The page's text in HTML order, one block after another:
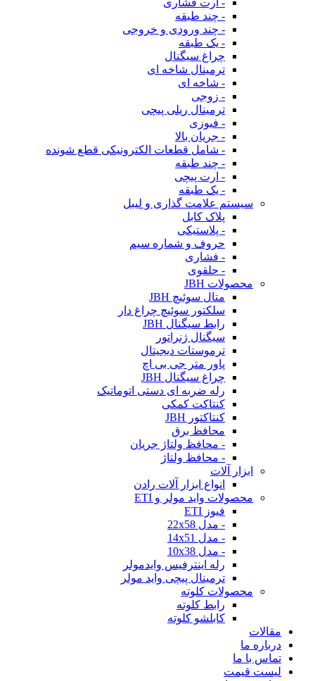
- ارت فشاری
- چند طبقه
- چند ورودی و خروجی
- یک طبقه
چراغ سیگنال
ترمینال شاخه ای
- شاخه ای
- زوجی
ترمینال ریلی پیچی
- فیوزی
- جریان بالا
- شامل قطعات الکترونیکی قطع شونده
- چند طبقه
- ارت پیچی
- یک طبقه
سیستم علامت گذاری و لیبل
پلاک کابل
- پلاستیکی
حروف و شماره سیم
- فشاری
- حلقوی
محصولات JBH
متال سوئیچ JBH
سلکتور سوئیچ چراغ دار
رابط سیگنال JBH
سیگنال ژنراتور
ترموستات دیجیتال
پاور متر جی بی اچ
چراغ سیگنال JBH
رله ضربه ای دستی اتوماتیک
کنتاکت کمکی
کنتاکتور JBH
محافظ برق
- محافظ ولتاژ جریان
- محافظ ولتاژ
ابزار آلات
انواع ابزار آلات رادن
محصولات واید مولر و ETI
فیوز ETI
- مدل 22x58
- مدل 14x51
- مدل 10x38
رله اینترفیس وایدمولر
ترمینال پیچی واید مولر
محصولات کلوته
رابط کلوته
کابلشو کلوته
مقالات
درباره ما
تماس با ما
لیست قیمت